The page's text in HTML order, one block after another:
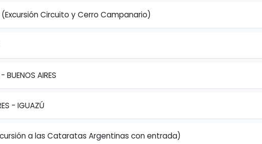
(Excursión Circuito y Cerro Campanario)
BUENOS AIRES
- IGUAZÚ
a las Cataratas Argentinas con entrada)